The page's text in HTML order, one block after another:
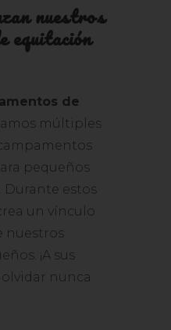
nuestros
equitación
de
múltiples
pequeños
Durante estos
un vínculo
nuestros
¡A sus
olvidar nunca